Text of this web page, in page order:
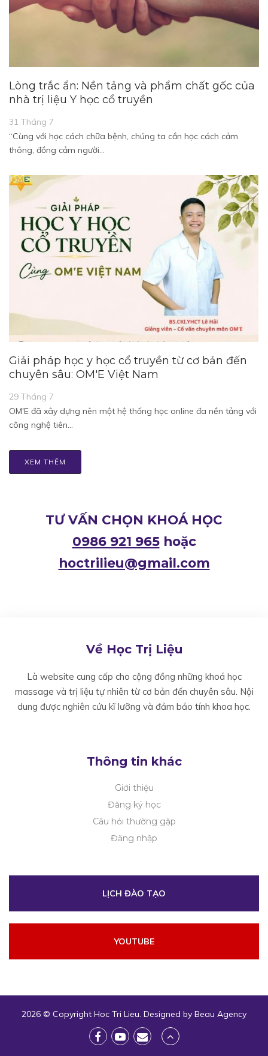
Lòng trắc ẩn: Nền tảng và phẩm chất gốc của
nhà trị liệu Y học cổ truyền
31 Tháng 7
“Cùng với học cách chữa bệnh, chúng ta cần học cách cảm
thông, đồng cảm người…
Giải pháp học y học cổ truyền từ cơ bản đến
chuyên sâu: OM'E Việt Nam
29 Tháng 7
OM'E đã xây dựng nên một hệ thống học online đa nền tảng với
công nghệ tiên…
XEM THÊM
TƯ VẤN CHỌN KHOÁ HỌC
0986 921 965hoặc
hoctrilieu@gmail.com
Về Học Trị Liệu
Là website cung cấp cho cộng đồng những khoá học
massage và trị liệu tự nhiên từ cơ bản đến chuyên sâu. Nội
dung được nghiên cứu kĩ lưỡng và đảm bảo tính khoa học.
Thông tin khác
Giới thiệu
Đăng ký học
Câu hỏi thường gặp
Đăng nhập
LỊCH ĐÀO TẠO
YOUTUBE
2026 © Copyright Hoc Tri Lieu. Designed by Beau Agency